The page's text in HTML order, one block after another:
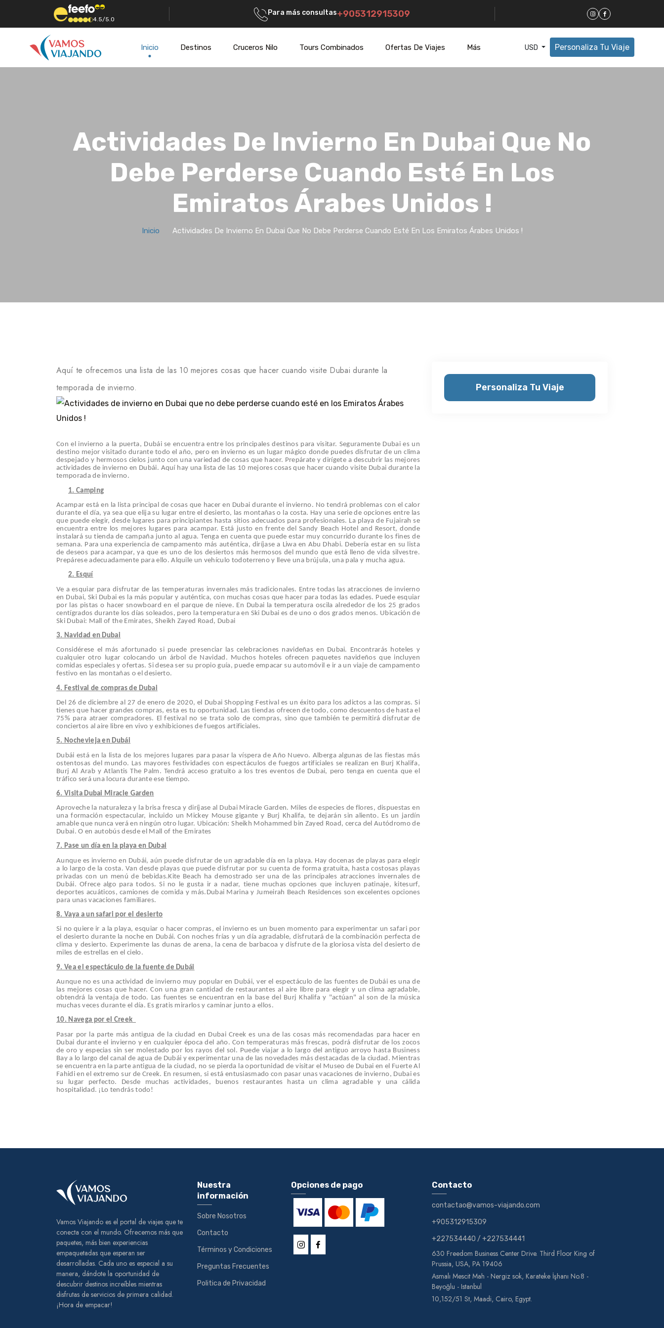
4.5/5.0
Para más consultas+905312915309
Inicio Destinos Cruceros Nilo Tours Combinados Ofertas De Viajes Más USD Personaliza Tu Viaje
Actividades De Invierno En Dubai Que No
Debe Perderse Cuando Esté En Los
Emiratos Árabes Unidos !
Inicio Actividades De Invierno En Dubai Que No Debe Perderse Cuando Esté En Los Emiratos Árabes Unidos !
Aquí te ofrecemos una lista de las 10 mejores cosas que hacer cuando visite Dubai durante la
temporada de invierno.
Con el invierno a la puerta, Dubái se encuentra entre los principales destinos para visitar. Seguramente Dubai es un
destino mejor visitado durante todo el año, pero en invierno es un lugar mágico donde puedes disfrutar de un clima
despejado y hermosos cielos junto con una variedad de cosas que hacer. Prepárate y dirígete a descubrir las mejores
actividades de invierno en Dubái. Aquí hay una lista de las 10 mejores cosas que hacer cuando visite Dubai durante la
temporada de invierno.
1. Camping
Acampar está en la lista principal de cosas que hacer en Dubai durante el invierno. No tendrá problemas con el calor
durante el día, ya sea que elija su lugar entre el desierto, las montañas o la costa. Hay una serie de opciones entre las
que puede elegir, desde lugares para principiantes hasta sitios adecuados para profesionales. La playa de Fujairah se
encuentra entre los mejores lugares para acampar. Está justo en frente del Sandy Beach Hotel and Resort, donde
instalará su tienda de campaña junto al agua. Tenga en cuenta que puede estar muy concurrido durante los fines de
semana. Para una experiencia de campamento más auténtica, diríjase a Liwa en Abu Dhabi. Debería estar en su lista
de deseos para acampar, ya que es uno de los desiertos más hermosos del mundo que está lleno de vida silvestre.
Prepárese adecuadamente para ello. Alquile un vehículo todoterreno y lleve una brújula, una pala y mucha agua.
2. Esquí
Ve a esquiar para disfrutar de las temperaturas invernales más tradicionales. Entre todas las atracciones de invierno
en Dubai, Ski Dubai es la más popular y auténtica, con muchas cosas que hacer para todas las edades. Puede esquiar
por las pistas o hacer snowboard en el parque de nieve. En Dubai la temperatura oscila alrededor de los 25 grados
centígrados durante los días soleados, pero la temperatura en Ski Dubai es de uno o dos grados menos. Ubicación de
Ski Dubai: Mall of the Emirates, Sheikh Zayed Road, Dubai
3. Navidad en Dubai
Considérese el más afortunado si puede presenciar las celebraciones navideñas en Dubai. Encontrarás hoteles y
cualquier otro lugar colocando un árbol de Navidad. Muchos hoteles ofrecen paquetes navideños que incluyen
comidas especiales y ofertas. Si desea ser su propio guía, puede empacar su automóvil e ir a un viaje de campamento
festivo en las montañas o el desierto.
4. Festival de compras de Dubai
Del 26 de diciembre al 27 de enero de 2020, el Dubai Shopping Festival es un éxito para los adictos a las compras. Si
tienes que hacer grandes compras, esta es tu oportunidad. Las tiendas ofrecen de todo, como descuentos de hasta el
75% para atraer compradores. El festival no se trata solo de compras, sino que también te permitirá disfrutar de
conciertos al aire libre en vivo y exhibiciones de fuegos artificiales.
5. Nochevieja en Dubái
Dubái está en la lista de los mejores lugares para pasar la víspera de Año Nuevo. Alberga algunas de las fiestas más
ostentosas del mundo. Las mayores festividades con espectáculos de fuegos artificiales se realizan en Burj Khalifa,
Burj Al Arab y Atlantis The Palm. Tendrá acceso gratuito a los tres eventos de Dubai, pero tenga en cuenta que el
tráfico será una locura durante ese tiempo.
6. Visita Dubai Miracle Garden
Aproveche la naturaleza y la brisa fresca y diríjase al Dubai Miracle Garden. Miles de especies de flores, dispuestas en
una formación espectacular, incluido un Mickey Mouse gigante y Burj Khalifa, te dejarán sin aliento. Es un jardín
amable que nunca verá en ningún otro lugar. Ubicación: Sheikh Mohammed bin Zayed Road, cerca del Autódromo de
Dubai. O en autobús desde el Mall of the Emirates
7. Pase un día en la playa en Dubai
Aunque es invierno en Dubái, aún puede disfrutar de un agradable día en la playa. Hay docenas de playas para elegir
a lo largo de la costa. Van desde playas que puede disfrutar por su cuenta de forma gratuita, hasta costosas playas
privadas con un menú de bebidas.Kite Beach ha demostrado ser una de las principales atracciones invernales de
Dubái. Ofrece algo para todos. Si no le gusta ir a nadar, tiene muchas opciones que incluyen patinaje, kitesurf,
deportes acuáticos, camiones de comida y más.Dubai Marina y Jumeirah Beach Residences son excelentes opciones
para unas vacaciones familiares.
8. Vaya a un safari por el desierto
Si no quiere ir a la playa, esquiar o hacer compras, el invierno es un buen momento para experimentar un safari por
el desierto durante la noche en Dubái. Con noches frías y un día agradable, disfrutará de la combinación perfecta de
clima y desierto. Experimente las dunas de arena, la cena de barbacoa y disfrute de la gloriosa vista del desierto de
miles de estrellas en el cielo.
9. Vea el espectáculo de la fuente de Dubái
Aunque no es una actividad de invierno muy popular en Dubái, ver el espectáculo de las fuentes de Dubái es una de
las mejores cosas que hacer. Con una gran cantidad de restaurantes al aire libre para elegir y un clima agradable,
obtendrá la ventaja de todo. Las fuentes se encuentran en la base del Burj Khalifa y "actúan" al son de la música
muchas veces durante el día. Es gratis mirarlos y caminar junto a ellos.
10. Navega por el Creek
Pasar por la parte más antigua de la ciudad en Dubai Creek es una de las cosas más recomendadas para hacer en
Dubai durante el invierno y en cualquier época del año. Con temperaturas más frescas, podrá disfrutar de los zocos
de oro y especias sin ser molestado por los rayos del sol. Puede viajar a lo largo del antiguo arroyo hasta Business
Bay a lo largo del canal de agua de Dubái y experimentar una de las novedades más destacadas de la ciudad. Mientras
se encuentra en la parte antigua de la ciudad, no se pierda la oportunidad de visitar el Museo de Dubai en el Fuerte Al
Fahidi en el extremo sur de Creek. En resumen, si está entusiasmado con pasar unas vacaciones de invierno, Dubai es
su lugar perfecto. Desde muchas actividades, buenos restaurantes hasta un clima agradable y una cálida
hospitalidad. ¡Lo tendrás todo!
Personaliza Tu Viaje
Vamos Viajando es el portal de viajes que te
conecta con el mundo. Ofrecemos más que
paquetes, más bien experiencias
empaquetadas que esperan ser
desarrolladas. Cada uno es especial a su
manera, dándote la oportunidad de
descubrir destinos increíbles mientras
disfrutas de servicios de primera calidad.
¡Hora de empacar!
Nuestra
información
Sobre Nosotros
Contacto
Términos y Condiciones
Preguntas Frecuentes
Politica de Privacidad
Opciones de pago Contacto
contactao@vamos-viajando.com
+905312915309
+227534440 / +227534441
630 Freedom Business Center Drive. Third Floor King of
Prussia, USA, PA 19406
Asmalı Mescit Mah - Nergiz sok, Karateke İşhanı No.8 -
Beyoğlu - Istanbul
10,152/51 St, Maadi, Cairo, Egypt.